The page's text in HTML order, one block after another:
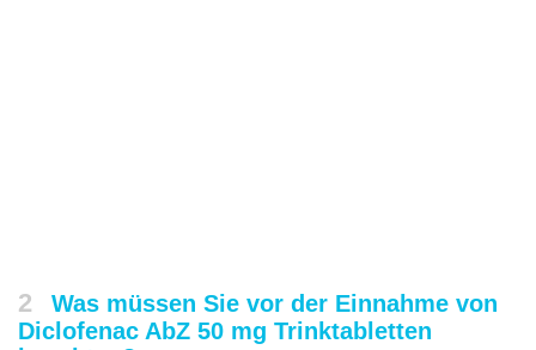
2
Was müssen Sie vor der Einnahme von
Diclofenac AbZ 50 mg Trinktabletten